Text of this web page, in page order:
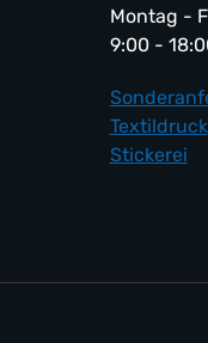
Montag -
9:00 -
Textildruck
Stickerei